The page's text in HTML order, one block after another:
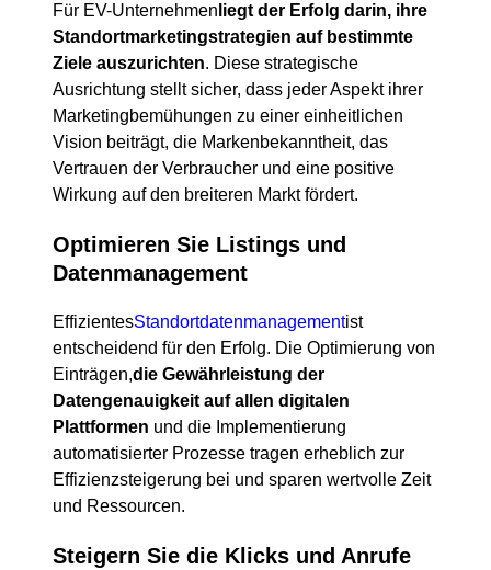
Für EV-Unternehmen liegt der Erfolg darin, ihre
Standortmarketingstrategien auf bestimmte
Ziele auszurichten. Diese strategische
Ausrichtung stellt sicher, dass jeder Aspekt ihrer
Marketingbemühungen zu einer einheitlichen
Vision beiträgt, die Markenbekanntheit, das
Vertrauen der Verbraucher und eine positive
Wirkung auf den breiteren Markt fördert.
Optimieren Sie Listings und
Datenmanagement
EffizientesStandortdatenmanagementist
entscheidend für den Erfolg. Die Optimierung von
Einträgen,die Gewährleistung der
Datengenauigkeit auf allen digitalen
Plattformen und die Implementierung
automatisierter Prozesse tragen erheblich zur
Effizienzsteigerung bei und sparen wertvolle Zeit
und Ressourcen.
Steigern Sie die Klicks und Anrufe